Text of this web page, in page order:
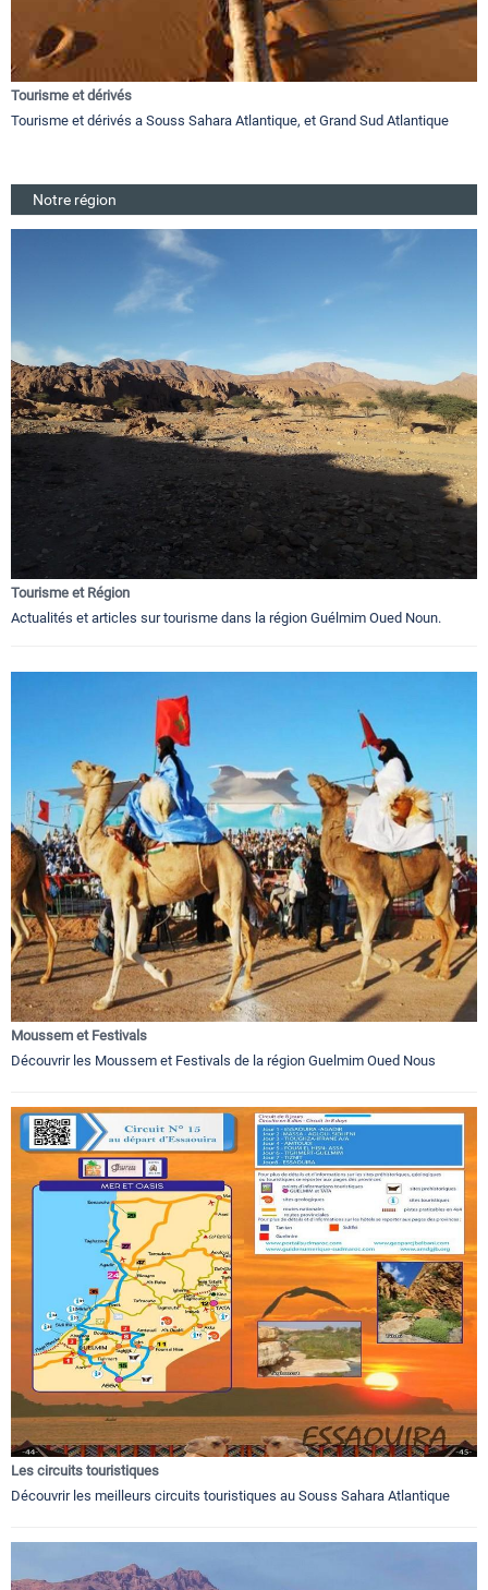
Tourisme et dérivés
Tourisme et dérivés a Souss Sahara Atlantique, et Grand Sud Atlantique
Notre région
Tourisme et Région
Actualités et articles sur tourisme dans la région Guélmim Oued Noun.
Moussem et Festivals
Découvrir les Moussem et Festivals de la région Guelmim Oued Nous
Les circuits touristiques
Découvrir les meilleurs circuits touristiques au Souss Sahara Atlantique